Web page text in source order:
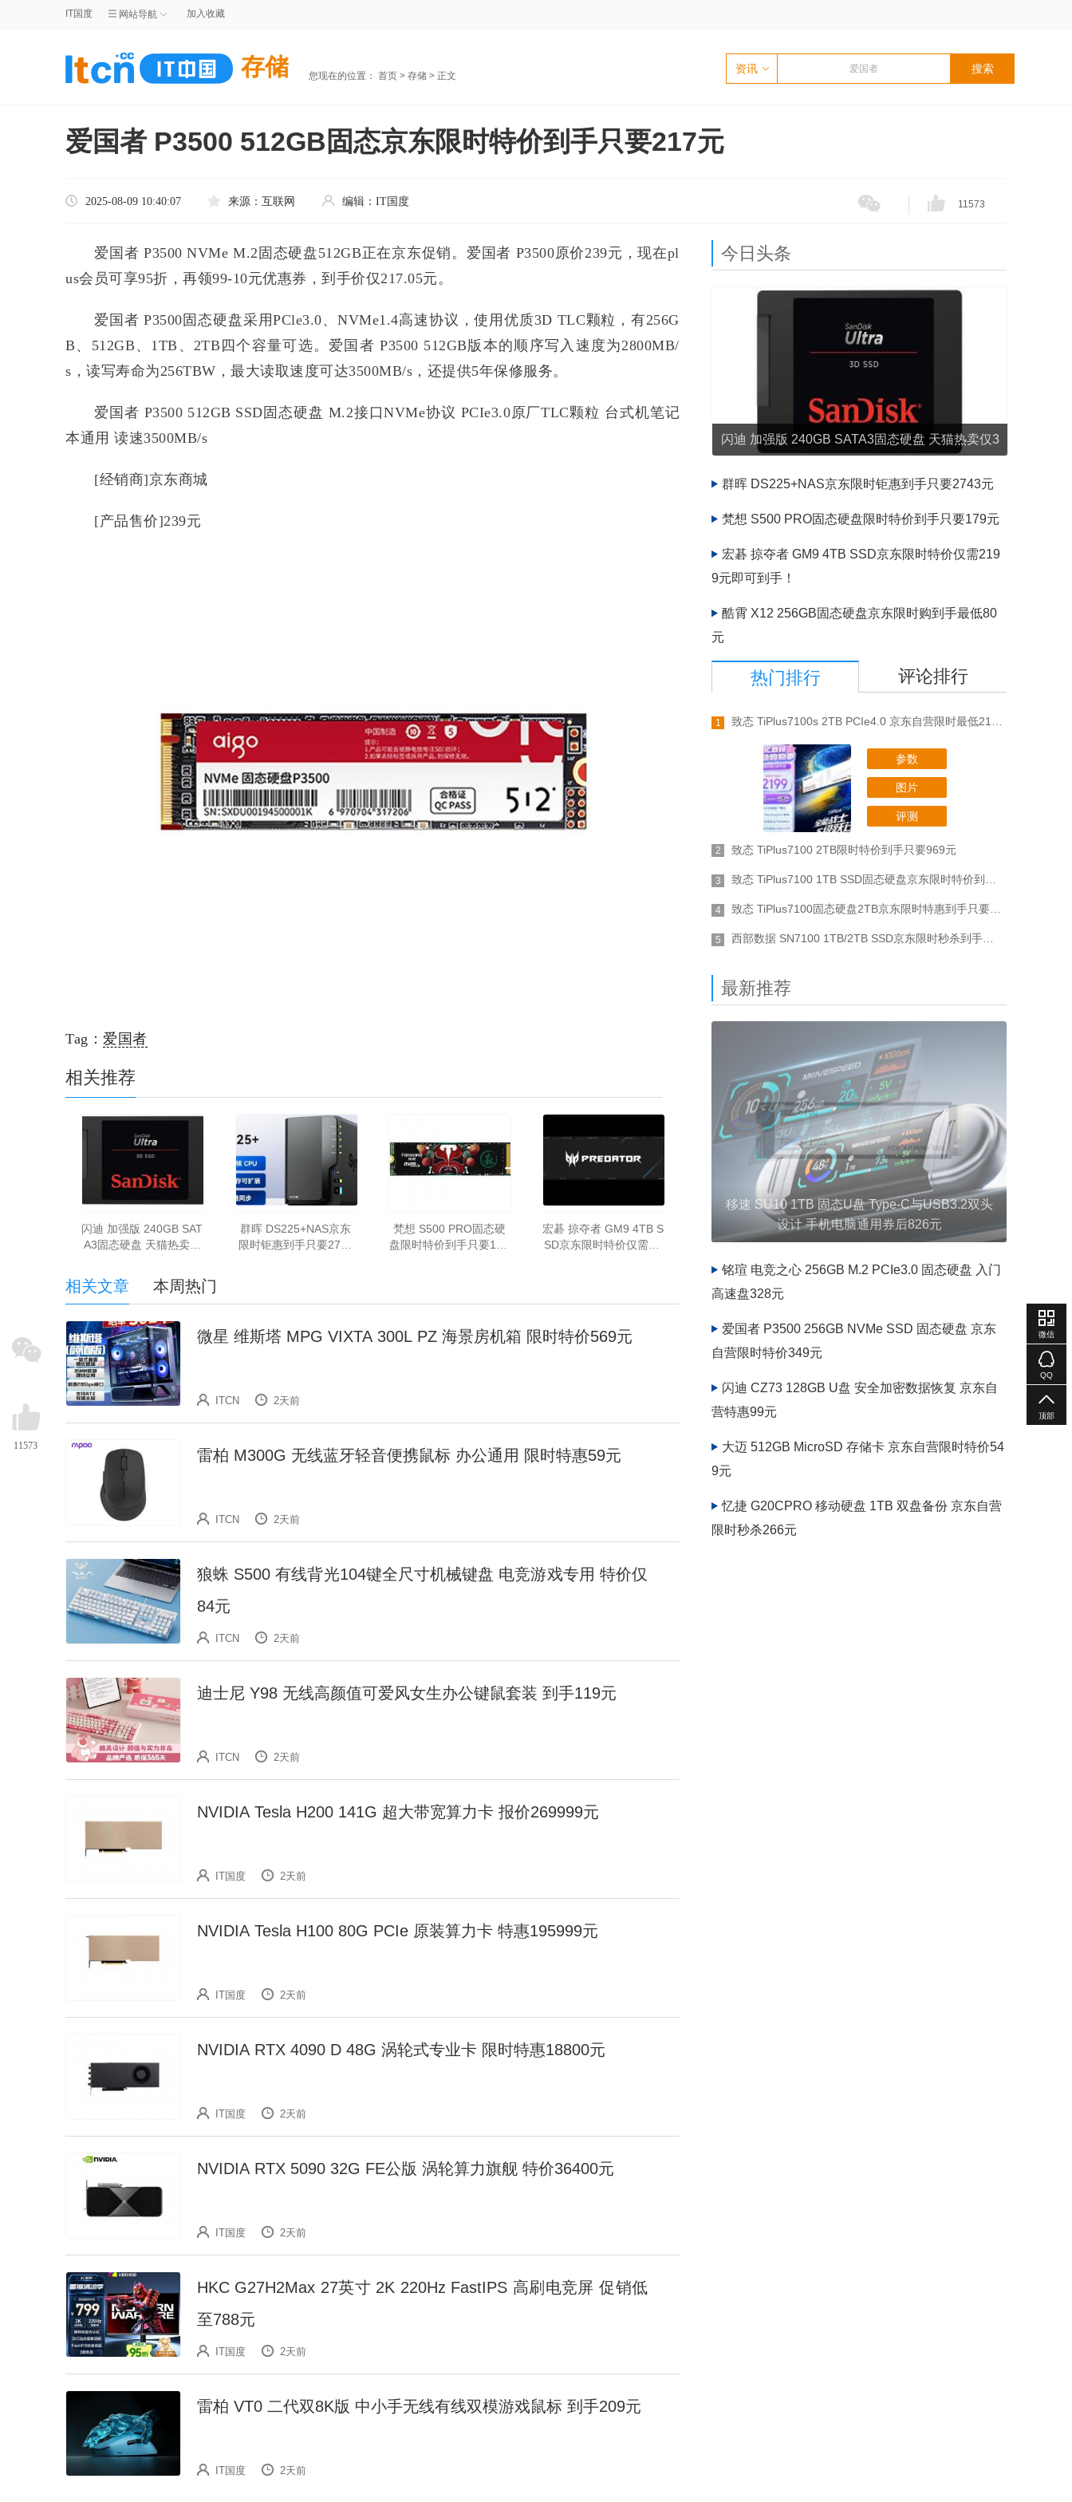
IT国度 网站导航 加入收藏
存储 您现在的位置： 首页 > 存储 > 正文
资讯
爱国者 P3500 512GB固态京东限时特价到手只要217元
2025-08-09 10:40:07 来源： 互联网 编辑： IT国度 11573
爱国者 P3500 NVMe M.2固态硬盘512GB正在京东促销。爱国者 P3500原价239元，现在pl
us会员可享95折，再领99-10元优惠券，到手价仅217.05元。
爱国者 P3500固态硬盘采用PCle3.0、NVMe1.4高速协议，使用优质3D TLC颗粒，有256G
B、512GB、1TB、2TB四个容量可选。爱国者 P3500 512GB版本的顺序写入速度为2800MB/
s，读写寿命为256TBW，最大读取速度可达3500MB/s，还提供5年保修服务。
爱国者 P3500 512GB SSD固态硬盘 M.2接口NVMe协议 PCIe3.0原厂TLC颗粒 台式机笔记
本通用 读速3500MB/s
[经销商]京东商城
[产品售价]239元
Tag： 爱国者
相关推荐
闪迪 加强版 240GB SAT
A3固态硬盘 天猫热卖仅
群晖 DS225+NAS京东
限时钜惠到手只要2743
梵想 S500 PRO固态硬
盘限时特价到手只要179
宏碁 掠夺者 GM9 4TB S
SD京东限时特价仅需21
相关文章 本周热门
微星 维斯塔 MPG VIXTA 300L PZ 海景房机箱 限时特价569元
ITCN 2天前
雷柏 M300G 无线蓝牙轻音便携鼠标 办公通用 限时特惠59元
ITCN 2天前
狼蛛 S500 有线背光104键全尺寸机械键盘 电竞游戏专用 特价仅
84元
ITCN 2天前
迪士尼 Y98 无线高颜值可爱风女生办公键鼠套装 到手119元
ITCN 2天前
NVIDIA Tesla H200 141G 超大带宽算力卡 报价269999元
IT国度 2天前
NVIDIA Tesla H100 80G PCIe 原装算力卡 特惠195999元
IT国度 2天前
NVIDIA RTX 4090 D 48G 涡轮式专业卡 限时特惠18800元
IT国度 2天前
NVIDIA RTX 5090 32G FE公版 涡轮算力旗舰 特价36400元
IT国度 2天前
HKC G27H2Max 27英寸 2K 220Hz FastIPS 高刷电竞屏 促销低
至788元
IT国度 2天前
雷柏 VT0 二代双8K版 中小手无线有线双模游戏鼠标 到手209元
IT国度 2天前
今日头条
闪迪 加强版 240GB SATA3固态硬盘 天猫热卖仅3
群晖 DS225+NAS京东限时钜惠到手只要2743元
梵想 S500 PRO固态硬盘限时特价到手只要179元
宏碁 掠夺者 GM9 4TB SSD京东限时特价仅需219
9元即可到手！
酷霄 X12 256GB固态硬盘京东限时购到手最低80
元
热门排行 评论排行
1 致态 TiPlus7100s 2TB PCIe4.0 京东自营限时最低2199元
参数
图片
评测
2 致态 TiPlus7100 2TB限时特价到手只要969元
3
4
5 西部数据 SN7100 1TB/2TB SSD京东限时秒杀到手只要1335元
最新推荐
移速 SU10 1TB 固态U盘 Type-C与USB3.2双头
设计 手机电脑通用券后826元
铭瑄 电竞之心 256GB M.2 PCIe3.0 固态硬盘 入门
高速盘328元
爱国者 P3500 256GB NVMe SSD 固态硬盘 京东
自营限时特价349元
闪迪 CZ73 128GB U盘 安全加密数据恢复 京东自
营特惠99元
大迈 512GB MicroSD 存储卡 京东自营限时特价54
9元
忆捷 G20CPRO 移动硬盘 1TB 双盘备份 京东自营
限时秒杀266元
11573
微信
QQ
顶部